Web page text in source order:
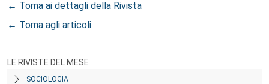
← Torna ai dettagli della Rivista
← Torna agli articoli
LE RIVISTE DEL MESE
SOCIOLOGIA